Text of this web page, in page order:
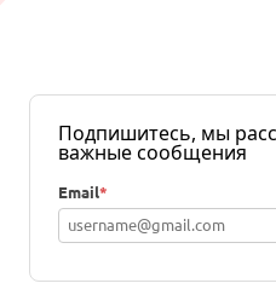
Подпишитесь, мы
важные сообщения
Email*